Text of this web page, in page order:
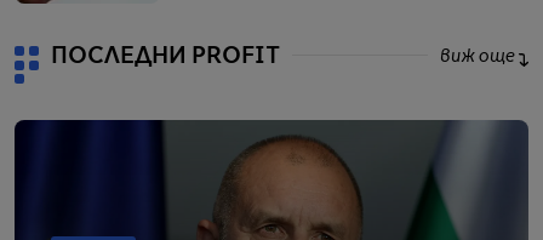
ПОСЛЕДНИ PROFIT виж още